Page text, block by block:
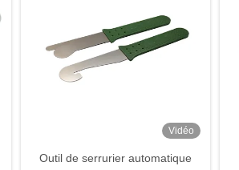
Vidéo
Outil de serrurier automatique